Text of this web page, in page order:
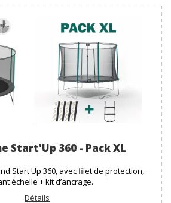
Start'Up 360 - Pack XL
Start'Up 360, avec filet de protection,
échelle + kit d’ancrage.
Détails